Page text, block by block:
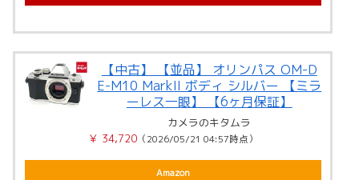
【中古】 【並品】 オリンパス OM-D
E-M10 MarkII ボディ シルバー 【ミラ
ーレス一眼】 【6ヶ月保証】
カメラのキタムラ
￥ 34,720（2026/05/21 04:57時点）
Amazon